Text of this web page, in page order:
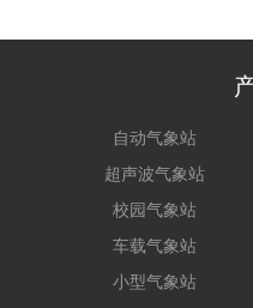
自动气象站
超声波气象站
校园气象站
车载气象站
小型气象站